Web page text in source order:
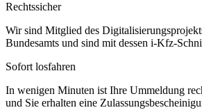
Rechtssicher
Wir sind Mitglied des
Bundesamts und sind mit dessen i-Kfz-
Sofort losfahren
In wenigen Minuten ist Ihre Ummeldung
und Sie erhalten eine